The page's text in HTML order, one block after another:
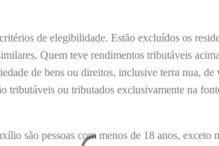
de elegibilidade. Estão excluídos os
Quem teve rendimentos tributáveis
de bens ou direitos, inclusive terra nua,
tributáveis ou tributados exclusivamente na
são pessoas com menos de 18 anos, exceto